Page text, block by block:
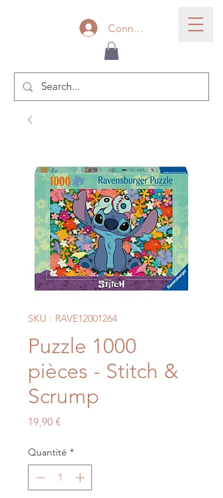
Connexion
SKU : RAVE12001264
Puzzle 1000
pièces - Stitch &
Scrump
19,90 €Prix
Quantité *